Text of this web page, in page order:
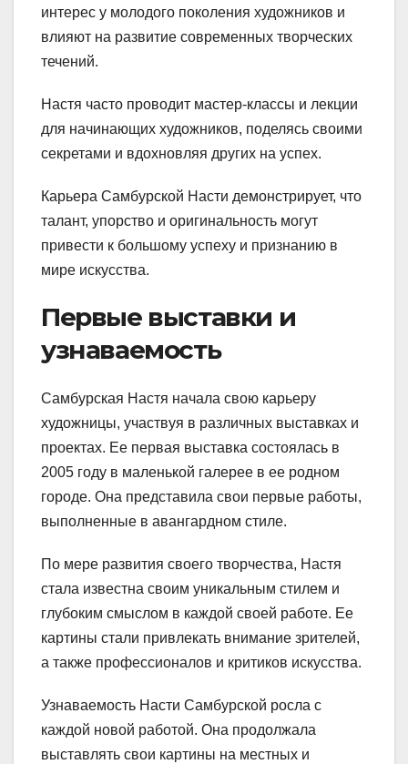
интерес у молодого поколения художников и
влияют на развитие современных творческих
течений.
Настя часто проводит мастер-классы и лекции
для начинающих художников, поделясь своими
секретами и вдохновляя других на успех.
Карьера Самбурской Насти демонстрирует, что
талант, упорство и оригинальность могут
привести к большому успеху и признанию в
мире искусства.
Первые выставки и
узнаваемость
Самбурская Настя начала свою карьеру
художницы, участвуя в различных выставках и
проектах. Ее первая выставка состоялась в
2005 году в маленькой галерее в ее родном
городе. Она представила свои первые работы,
выполненные в авангардном стиле.
По мере развития своего творчества, Настя
стала известна своим уникальным стилем и
глубоким смыслом в каждой своей работе. Ее
картины стали привлекать внимание зрителей,
а также профессионалов и критиков искусства.
Узнаваемость Насти Самбурской росла с
каждой новой работой. Она продолжала
выставлять свои картины на местных и